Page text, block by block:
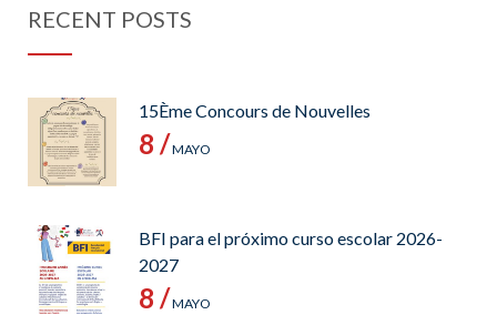
RECENT POSTS
15Ème Concours de Nouvelles
8 /MAYO
BFI para el próximo curso escolar 2026-
2027
8 /MAYO